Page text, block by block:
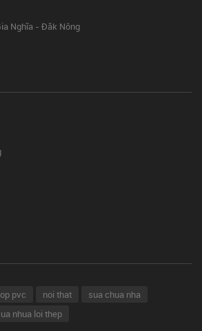
Nghĩa - Đăk Nông
op pvc noi that
sua chua nha
nhua loi thep